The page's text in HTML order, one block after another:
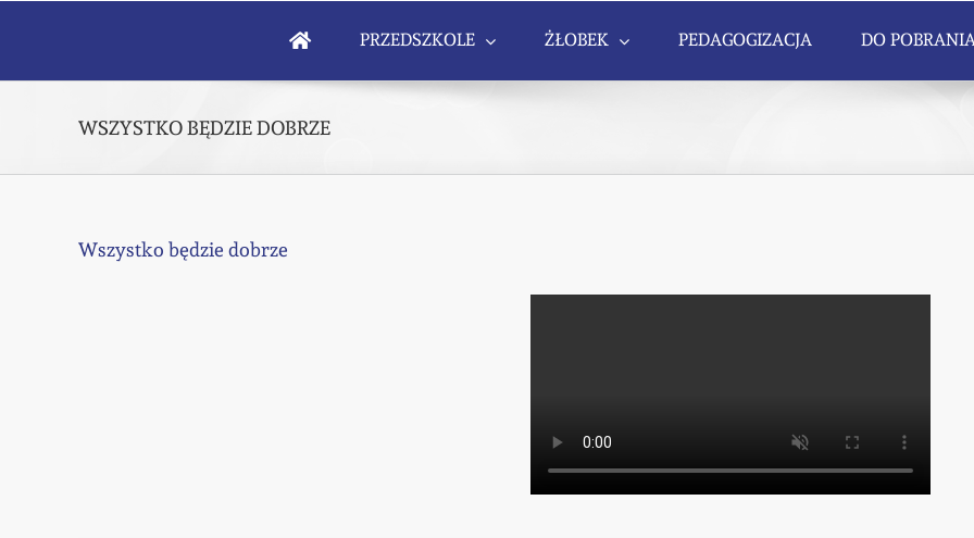
PRZEDSZKOLE ŻŁOBEK PEDAGOGIZACJA DO
WSZYSTKO BĘDZIE DOBRZE
Wszystko będzie dobrze